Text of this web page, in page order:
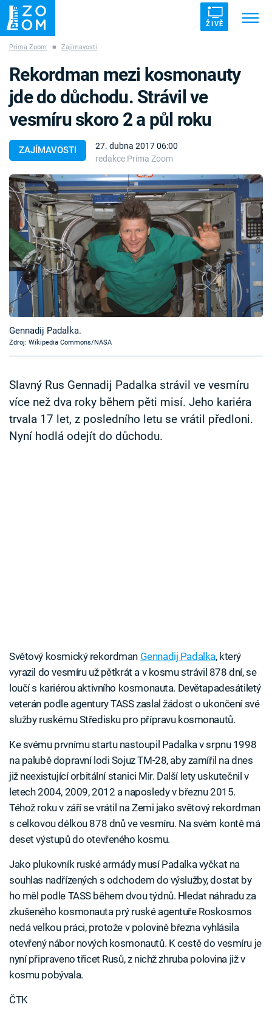
ŽIVĚ
ZÁHADY VETŘELCI DÁVNOVĚKU
Témata
Témata
Pořady
TV Program
Časopis
Sledujte prima+
Sledujte nás
Prima Zoom ■ Zajímavosti
ZAJÍMAVOSTI
27. dubna 2017 06:00
redakce Prima Zoom
Rekordman mezi kosmonauty
jde do důchodu. Strávil ve
vesmíru skoro 2 a půl roku
Gennadij Padalka.
Zdroj: Wikipedia Commons/NASA
Slavný Rus Gennadij Padalka strávil ve vesmíru
více než dva roky během pěti misí. Jeho kariéra
trvala 17 let, z posledního letu se vrátil předloni.
Nyní hodlá odejít do důchodu.
Světový kosmický rekordman Gennadij Padalka, který
vyrazil do vesmíru už pětkrát a v kosmu strávil 878 dní, se
loučí s kariérou aktivního kosmonauta. Devětapadesátiletý
veterán podle agentury TASS zaslal žádost o ukončení své
služby ruskému Středisku pro přípravu kosmonautů.
Ke svému prvnímu startu nastoupil Padalka v srpnu 1998
na palubě dopravní lodi Sojuz TM-28, aby zamířil na dnes
již neexistující orbitální stanici Mir. Další lety uskutečnil v
letech 2004, 2009, 2012 a naposledy v březnu 2015.
Téhož roku v září se vrátil na Zemi jako světový rekordman
s celkovou délkou 878 dnů ve vesmíru. Na svém kontě má
deset výstupů do otevřeného kosmu.
Jako plukovník ruské armády musí Padalka vyčkat na
souhlas nadřízených s odchodem do výslužby, dostat by
ho měl podle TASS během dvou týdnů. Hledat náhradu za
zkušeného kosmonauta prý ruské agentuře Roskosmos
nedá velkou práci, protože v polovině března vyhlásila
otevřený nábor nových kosmonautů. K cestě do vesmíru je
nyní připraveno třicet Rusů, z nichž zhruba polovina již v
kosmu pobývala.
ČTK